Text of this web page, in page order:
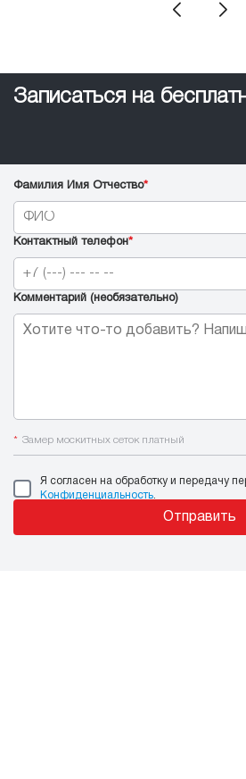
Записаться на
Фамилия Имя Отчество*
Контактный телефон *
Комментарий (необязательно)
* Замер москитных сеток платный
Я согласен на обработку и передачу
Конфиденциальность.
Отправить